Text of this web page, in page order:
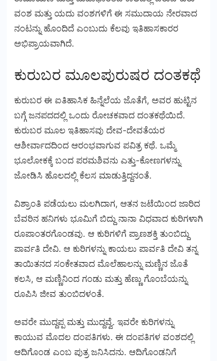
ವಂಶ ಮತ್ತು ಯದು ವಂಶಗಳಿಗೆ ಈ ಸಮುದಾಯ ನೇರವಾದ
ನಂಟನ್ನು ಹೊಂದಿದೆ ಎಂಬುದು ಕೆಲವು ಇತಿಹಾಸಕಾರರ
ಅಭಿಪ್ರಾಯವಾಗಿದೆ.
ಕುರುಬರ ಮೂಲಪುರುಷರ ದಂತಕಥೆ
ಕುರುಬರ ಈ ಐತಿಹಾಸಿಕ ಹಿನ್ನೆಲೆಯ ಜೊತೆಗೆ, ಅವರ ಹುಟ್ಟಿನ
ಬಗ್ಗೆ ಜನಪದದಲ್ಲಿ ಒಂದು ರೋಚಕವಾದ ದಂತಕಥೆಯಿದೆ.
ಕುರುಬರ ಮೂಲ ಇತಿಹಾಸವು ದೇವ-ದೇವತೆಯರ
ಆಶೀರ್ವಾದದಿಂದ ಆರಂಭವಾಗುವ ಪವಿತ್ರ ಕಥೆ. ಒಮ್ಮೆ
ಭೂಲೋಕಕ್ಕೆ ಬಂದ ಪರಮಶಿವನು ಎತ್ತು-ಕೋಣಗಳನ್ನು
ಜೋಡಿಸಿ ಹೊಲದಲ್ಲಿ ಕೆಲಸ ಮಾಡುತ್ತಿದ್ದನಂತೆ.
ವಿಶ್ರಾಂತಿ ಪಡೆಯಲು ಮಲಗಿದಾಗ, ಆತನ ಜಟೆಯಿಂದ ಜಾರಿದ
ಬೆವರಿನ ಹನಿಗಳು ಭೂಮಿಗೆ ಬಿದ್ದು ನಾನಾ ವಿಧವಾದ ಕುರಿಗಳಾಗಿ
ರೂಪಾಂತರಗೊಂಡವು. ಆ ಕುರಿಗಳಿಗೆ ಪ್ರಾಣಶಕ್ತಿ ತುಂಬಿದ್ದು
ಪಾರ್ವತಿ ದೇವಿ. ಆ ಕುರಿಗಳನ್ನು ಕಾಯಲು ಪಾರ್ವತಿ ದೇವಿ ತನ್ನ
ತಾಯಿತನದ ಸಂಕೇತವಾದ ಮೊಲೆಹಾಲನ್ನು ಮಣ್ಣಿನ ಜೊತೆ
ಕಲಸಿ, ಆ ಮಣ್ಣಿನಿಂದ ಗಂಡು ಮತ್ತು ಹೆಣ್ಣು ಗೊಂಬೆಯನ್ನು
ರೂಪಿಸಿ ಜೀವ ತುಂಬಿದಳಂತೆ.
ಅವರೇ ಮುದ್ದಪ್ಪ ಮತ್ತು ಮುದ್ದವ್ವೆ. ಇವರೇ ಕುರಿಗಳನ್ನು
ಕಾಯುವ ಮೊದಲ ದಂಪತಿಗಳು. ಈ ದಂಪತಿಗಳ ವಂಶದಲ್ಲಿ
ಆದಿಗೊಂಡ ಎಂಬ ಪುತ್ರ ಜನಿಸಿದನು. ಆದಿಗೊಂಡನಿಗೆ